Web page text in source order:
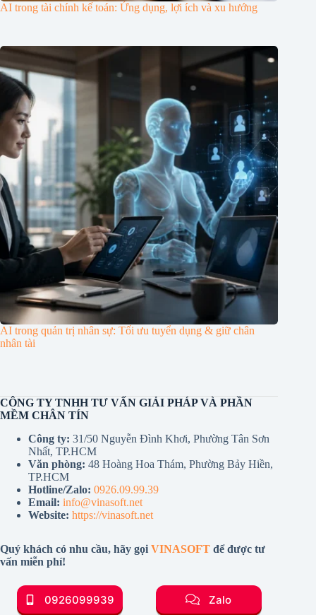
AI trong tài chính kế toán: Ứng dụng, lợi ích và xu hướng
AI trong quản trị nhân sự: Tối ưu tuyển dụng & giữ chân
nhân tài
CÔNG TY TNHH TƯ VẤN GIẢI PHÁP VÀ PHẦN
MỀM CHÂN TÍN
Công ty: 31/50 Nguyễn Đình Khơi, Phường Tân Sơn
Nhất, TP.HCM
Văn phòng: 48 Hoàng Hoa Thám, Phường Bảy Hiền,
TP.HCM
Hotline/Zalo: 0926.09.99.39
Email: info@vinasoft.net
Website: https://vinasoft.net
Quý khách có nhu cầu, hãy gọi VINASOFT để được tư
vấn miễn phí!
0926099939 Zalo